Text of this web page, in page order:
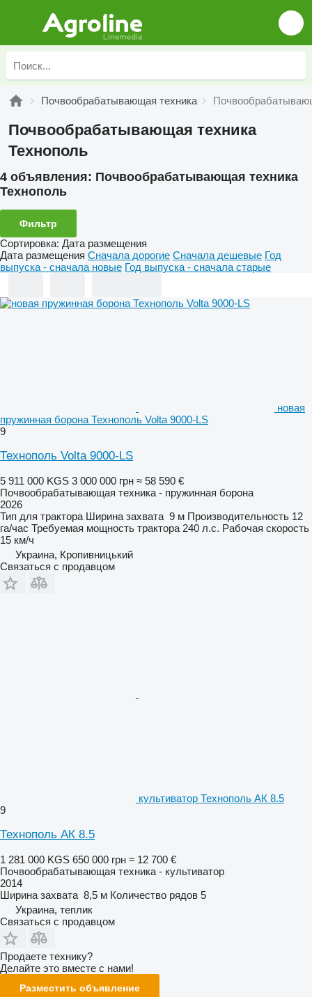
Почвообрабатывающая техника
Почвообрабатывающая техника
Технополь
4 объявления: Почвообрабатывающая техника
Технополь
Фильтр
Сортировка: Дата размещения
Дата размещения Сначала дорогие Сначала дешевые Год
выпуска - сначала новые Год выпуска - сначала старые
новая
пружинная борона Технополь Volta 9000-LS
9
Технополь Volta 9000-LS
5 911 000 KGS 3 000 000 грн ≈ 58 590 €
Почвообрабатывающая техника - пружинная борона
2026
Тип для трактора Ширина захвата 9 м Производительность 12
га/час Требуемая мощность трактора 240 л.с. Рабочая скорость
15 км/ч
Украина, Кропивницький
Связаться с продавцом
культиватор Технополь АК 8.5
9
Технополь АК 8.5
1 281 000 KGS 650 000 грн ≈ 12 700 €
Почвообрабатывающая техника - культиватор
2014
Ширина захвата 8,5 м Количество рядов 5
Украина, теплик
Связаться с продавцом
Продаете технику?
Делайте это вместе с нами!
Разместить объявление